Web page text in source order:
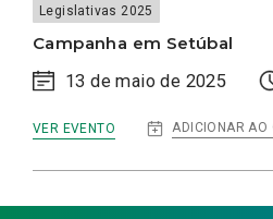
Legislativas 2025
Campanha em Setúbal
13 de maio de 2025
VER EVENTO ADICIONAR AO
:
CAMPANHA
SETÚBAL